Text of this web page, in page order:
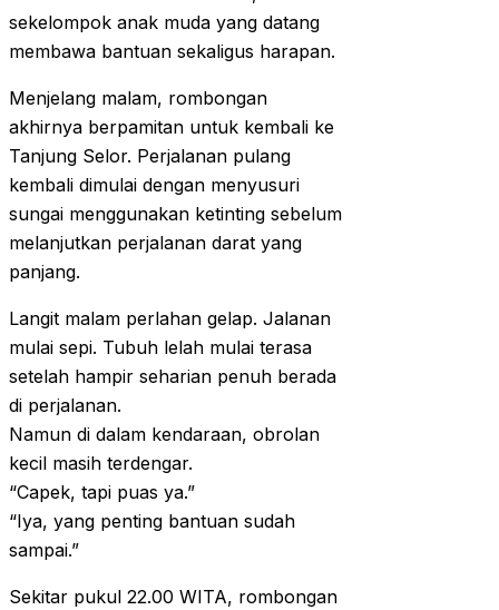
sekelompok anak muda yang datang
membawa bantuan sekaligus harapan.
Menjelang malam, rombongan
akhirnya berpamitan untuk kembali ke
Tanjung Selor. Perjalanan pulang
kembali dimulai dengan menyusuri
sungai menggunakan ketinting sebelum
melanjutkan perjalanan darat yang
panjang.
Langit malam perlahan gelap. Jalanan
mulai sepi. Tubuh lelah mulai terasa
setelah hampir seharian penuh berada
di perjalanan.
Namun di dalam kendaraan, obrolan
kecil masih terdengar.
“Capek, tapi puas ya.”
“Iya, yang penting bantuan sudah
sampai.”
Sekitar pukul 22.00 WITA, rombongan